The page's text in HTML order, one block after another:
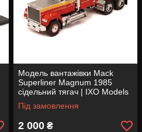
Модель вантажівки Mack
Superliner Magnum 1985
сідельний тягач | IXO Models
Під замовлення
2 000 ₴